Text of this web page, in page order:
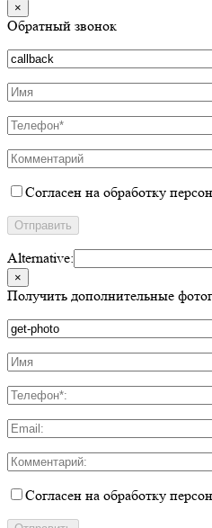
×
Обратный звонок
Согласен на обработку
Alternative:
×
Получить дополнительные
Согласен на обработку